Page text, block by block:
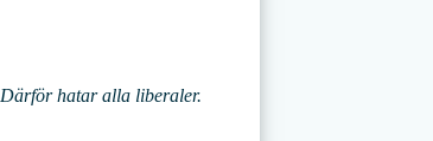
Därför hatar alla liberaler.